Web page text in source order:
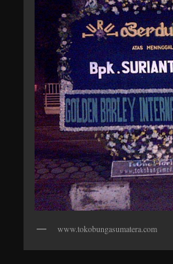
www.tokobungasumatera.com